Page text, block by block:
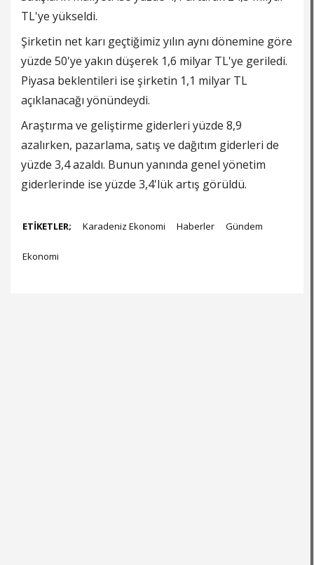
TL'ye yükseldi.
Şirketin net karı geçtiğimiz yılın aynı dönemine göre
yüzde 50'ye yakın düşerek 1,6 milyar TL'ye geriledi.
Piyasa beklentileri ise şirketin 1,1 milyar TL
açıklanacağı yönündeydi.
Araştırma ve geliştirme giderleri yüzde 8,9
azalırken, pazarlama, satış ve dağıtım giderleri de
yüzde 3,4 azaldı. Bunun yanında genel yönetim
giderlerinde ise yüzde 3,4'lük artış görüldü.
ETİKETLER; Karadeniz Ekonomi Haberler Gündem
Ekonomi